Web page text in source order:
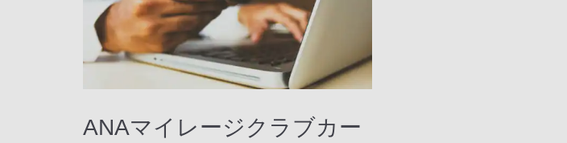
ANAマイレージクラブカー